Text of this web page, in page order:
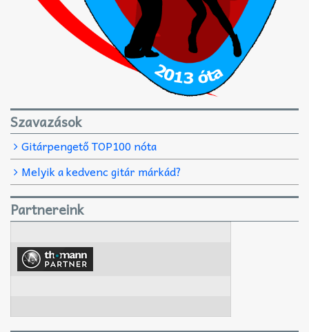
Szavazások
Gitárpengető TOP100 nóta
Melyik a kedvenc gitár márkád?
Partnereink